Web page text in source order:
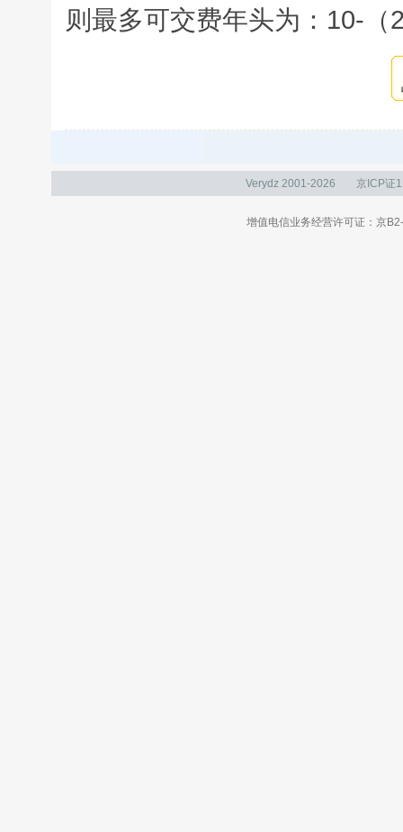
则最多可交费年头为：10-（
Verydz 2001-2026 京ICP证
增值电信业务经营许可证：京